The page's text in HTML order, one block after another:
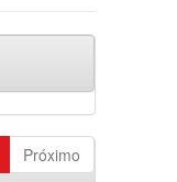
Próximo